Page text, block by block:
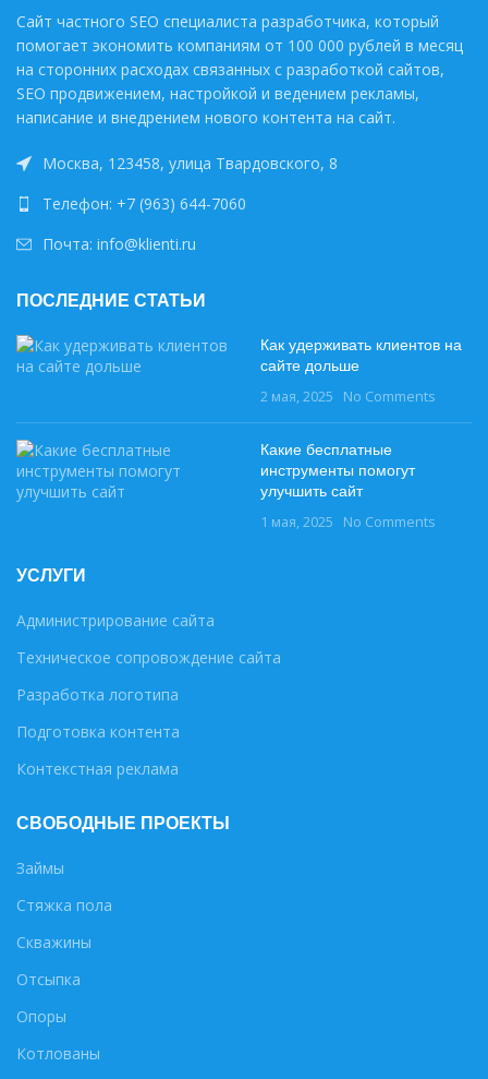
Сайт частного SEO специалиста разработчика, который
помогает экономить компаниям от 100 000 рублей в месяц
на сторонних расходах связанных с разработкой сайтов,
SEO продвижением, настройкой и ведением рекламы,
написание и внедрением нового контента на сайт.
Москва, 123458, улица Твардовского, 8
Телефон: +7 (963) 644-7060
Почта: info@klienti.ru
ПОСЛЕДНИЕ СТАТЬИ
Как удерживать клиентов на
сайте дольше
2 мая, 2025 No Comments
Какие бесплатные
инструменты помогут
улучшить сайт
1 мая, 2025 No Comments
УСЛУГИ
Администрирование сайта
Техническое сопровождение сайта
Разработка логотипа
Подготовка контента
Контекстная реклама
СВОБОДНЫЕ ПРОЕКТЫ
Займы
Стяжка пола
Скважины
Отсыпка
Опоры
Котлованы